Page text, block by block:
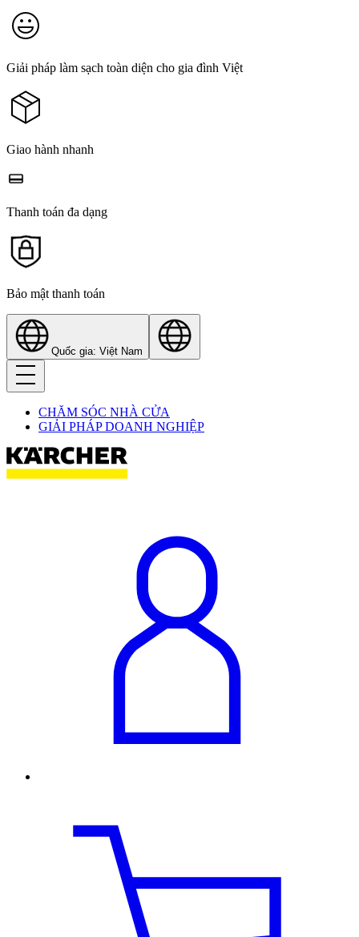
Giải pháp làm sạch toàn diện cho gia đình Việt
Giao hành nhanh
Thanh toán đa dạng
Bảo mật thanh toán
Quốc gia: Việt Nam
CHĂM SÓC NHÀ CỬA
GIẢI PHÁP DOANH NGHIỆP